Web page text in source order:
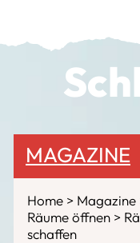
MAGAZINE
Home Magazine
Räume öffnen
schaffen